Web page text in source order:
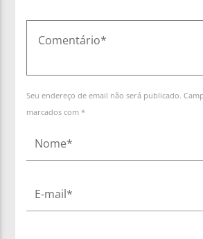
Seu endereço de email não será publicado.
marcados com *